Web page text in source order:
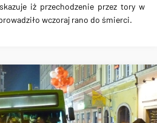
iż przechodzenie przez tory w
wczoraj rano do śmierci.